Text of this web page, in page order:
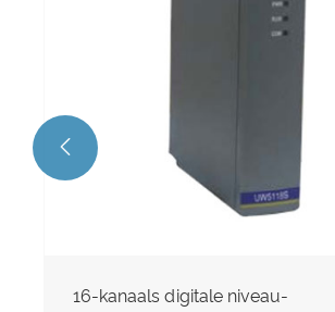
16-kanaals digitale niveau-
